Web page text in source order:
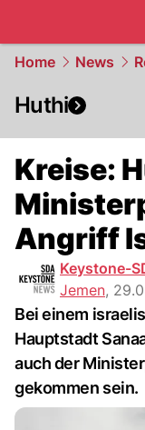
Home News
Huthi
Kreise:
Angriff
Keystone-
Jemen,
Bei einem
Hauptstadt
auch der
gekommen sein.